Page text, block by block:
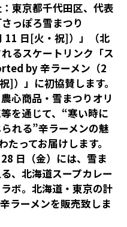
東京都千代田区、代表
っぽろ雪まつり
11 日[火・祝]）」（北
るスケートリンク「ス
by 辛ラーメン（2
]）」に初協賛します。
心商品・雪まつりオリ
を通じて、“寒い時に
れる”辛ラーメンの魅
ってお届けします。
日（金）には、雪ま
、北海道スープカレー
ボ。北海道・東京の計
ラーメンを販売致しま